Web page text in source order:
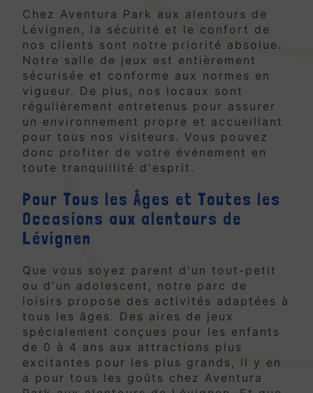
Chez Aventura Park aux alentours de
Lévignen, la sécurité et le confort de
nos clients sont notre priorité absolue.
Notre salle de jeux est entièrement
sécurisée et conforme aux normes en
vigueur. De plus, nos locaux sont
régulièrement entretenus pour assurer
un environnement propre et accueillant
pour tous nos visiteurs. Vous pouvez
donc profiter de votre événement en
toute tranquillité d'esprit.
Pour Tous les Âges et Toutes les
Occasions aux alentours de
Lévignen
Que vous soyez parent d'un tout-petit
ou d'un adolescent, notre parc de
loisirs propose des activités adaptées à
tous les âges. Des aires de jeux
spécialement conçues pour les enfants
de 0 à 4 ans aux attractions plus
excitantes pour les plus grands, il y en
a pour tous les goûts chez Aventura